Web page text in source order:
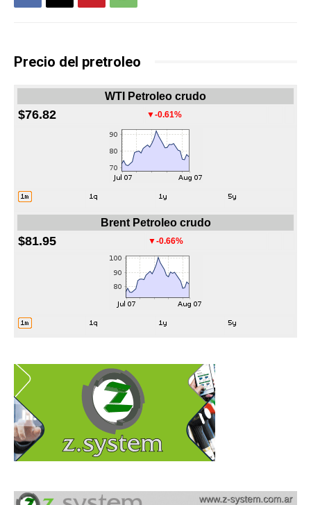
Precio del pretroleo
WTI Petroleo crudo
$76.82 ▼-0.61%
Brent Petroleo crudo
$81.95 ▼-0.66%